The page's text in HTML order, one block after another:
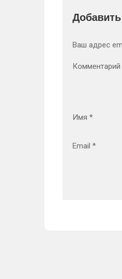
Ваш адрес
Комментарий
Имя *
Email *